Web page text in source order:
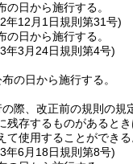
の日から施行する。
年12月1日規則第31号)
の日から施行する。
年3月24日規則第4号)
の日から施行する。
際、改正前の規則の規
残存するものがあるとき
て使用することができる
年6月18日規則第8号)